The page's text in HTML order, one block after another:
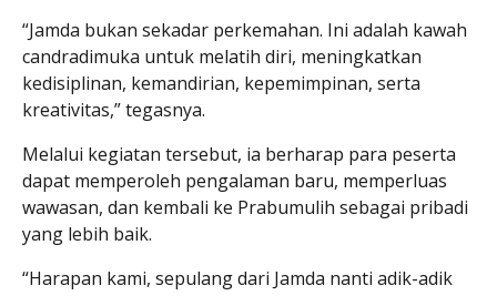
“Jamda bukan sekadar perkemahan. Ini adalah kawah
candradimuka untuk melatih diri, meningkatkan
kedisiplinan, kemandirian, kepemimpinan, serta
kreativitas,” tegasnya.
Melalui kegiatan tersebut, ia berharap para peserta
dapat memperoleh pengalaman baru, memperluas
wawasan, dan kembali ke Prabumulih sebagai pribadi
yang lebih baik.
“Harapan kami, sepulang dari Jamda nanti adik-adik